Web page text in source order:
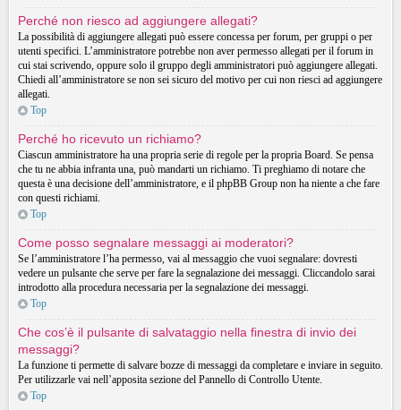
Perché non riesco ad aggiungere allegati?
La possibilità di aggiungere allegati può essere concessa per forum, per gruppi o per
utenti specifici. L’amministratore potrebbe non aver permesso allegati per il forum in
cui stai scrivendo, oppure solo il gruppo degli amministratori può aggiungere allegati.
Chiedi all’amministratore se non sei sicuro del motivo per cui non riesci ad aggiungere
allegati.
Top
Perché ho ricevuto un richiamo?
Ciascun amministratore ha una propria serie di regole per la propria Board. Se pensa
che tu ne abbia infranta una, può mandarti un richiamo. Ti preghiamo di notare che
questa è una decisione dell’amministratore, e il phpBB Group non ha niente a che fare
con questi richiami.
Top
Come posso segnalare messaggi ai moderatori?
Se l’amministratore l’ha permesso, vai al messaggio che vuoi segnalare: dovresti
vedere un pulsante che serve per fare la segnalazione dei messaggi. Cliccandolo sarai
introdotto alla procedura necessaria per la segnalazione dei messaggi.
Top
Che cos’è il pulsante di salvataggio nella finestra di invio dei
messaggi?
La funzione ti permette di salvare bozze di messaggi da completare e inviare in seguito.
Per utilizzarle vai nell’apposita sezione del Pannello di Controllo Utente.
Top